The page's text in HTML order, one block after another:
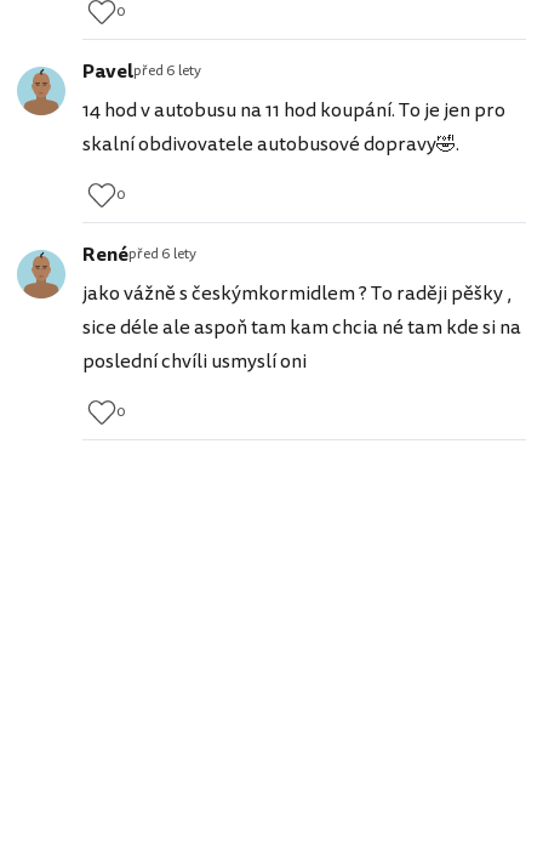
0
Pavelpřed 6 lety
14 hod v autobusu na 11 hod koupání. To je jen pro
skalní obdivovatele autobusové dopravy🤣.
0
Renépřed 6 lety
jako vážně s českýmkormidlem ? To raději pěšky ,
sice déle ale aspoň tam kam chcia né tam kde si na
poslední chvíli usmyslí oni
0